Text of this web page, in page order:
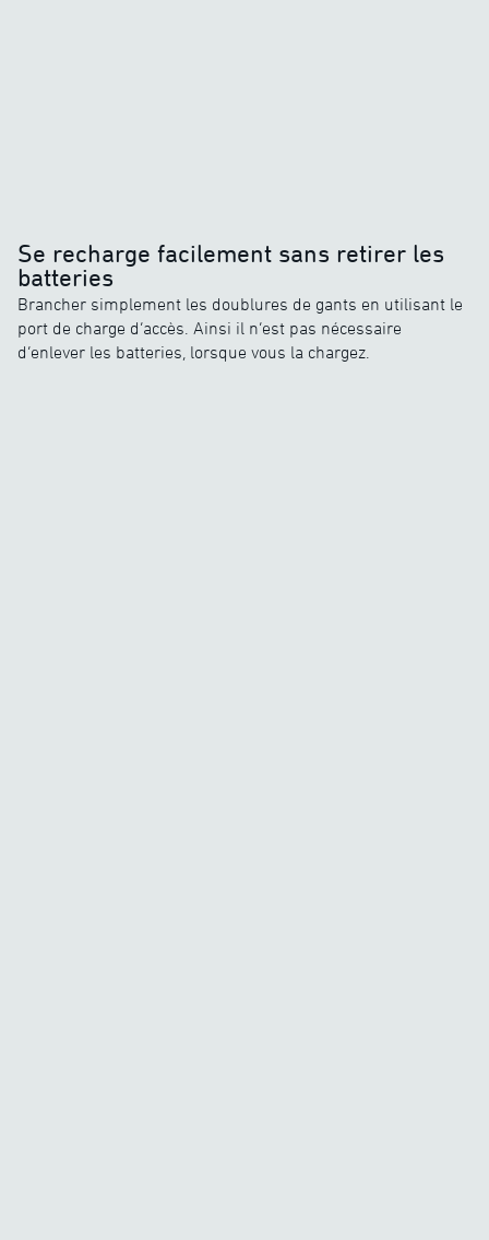
Se recharge facilement sans retirer les
batteries
Brancher simplement les doublures de gants en utilisant le
port de charge d’accès. Ainsi il n’est pas nécessaire
d’enlever les batteries, lorsque vous la chargez.